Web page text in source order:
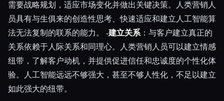
需要战略规划，适应市场变化并做出关键决策。人类营销人
员具有与生俱来的创造性思考、快速适应和建立人工智能算
法无法复制的联系的能力。 -建立关系 ：与客户建立真正的
关系依赖于人际关系和同理心。人类营销人员可以建立情感
纽带，了解客户动机，并提供促进信任和忠诚度的个性化体
验。人工智能远远不够强大，甚至不够人性化，不足以建立
如此强大的纽带。